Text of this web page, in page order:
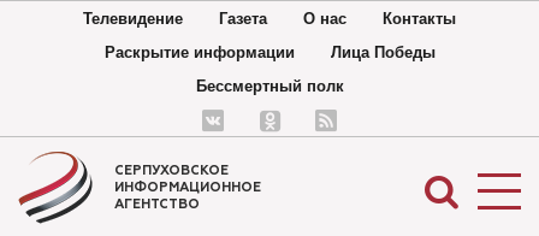
Телевидение Газета О нас
Контакты
Раскрытие информации
Лица Победы
Бессмертный полк
СЕРПУХОВСКОЕ
ИНФОРМАЦИОННОЕ
АГЕНТСТВО